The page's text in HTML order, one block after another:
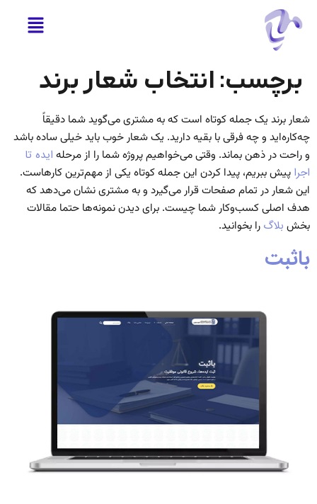
برچسب: انتخاب شعار برند
شعار برند یک جمله کوتاه است که به مشتری می‌گوید شما دقیقاً
چه‌کاره‌اید و چه فرقی با بقیه دارید. یک شعار خوب باید خیلی ساده باشد
و راحت در ذهن بماند. وقتی می‌خواهیم پروژه شما را از مرحله ایده تا
اجرا پیش ببریم، پیدا کردن این جمله کوتاه یکی از مهم‌ترین کارهاست.
این شعار در تمام صفحات قرار می‌گیرد و به مشتری نشان می‌دهد که
هدف اصلی کسب‌وکار شما چیست. برای دیدن نمونه‌ها حتما مقالات
بخش بلاگ را بخوانید.
باثبت